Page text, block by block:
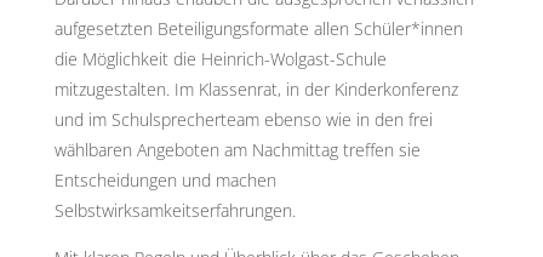
aufgesetzten Beteiligungsformate allen Schüler*innen
die Möglichkeit die Heinrich-Wolgast-Schule
mitzugestalten. Im Klassenrat, in der Kinderkonferenz
und im Schulsprecherteam ebenso wie in den frei
wählbaren Angeboten am Nachmittag treffen sie
Entscheidungen und machen
Selbstwirksamkeitserfahrungen.